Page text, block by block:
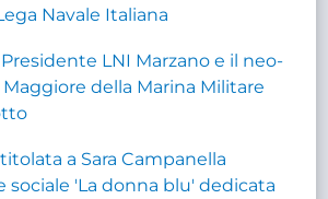
Navale Italiana
LNI Marzano e il neo-
della Marina Militare
a Sara Campanella
sociale 'La donna blu' dedicata